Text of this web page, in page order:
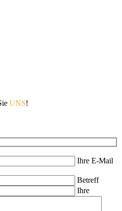
UNS!
Ihre E-Mail
Betreff
Ihre